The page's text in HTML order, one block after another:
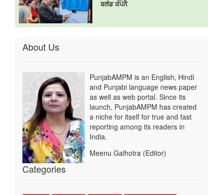
ਬਲੱਡ ਕੰਪੋਨੈ
About Us
PunjabAMPM is an English, Hindi
and Punjabi language news paper
as well as web portal. Since its
launch, PunjabAMPM has created
a niche for itself for true and fast
reporting among its readers in
India.
Meenu Galhotra (Editor)
Categories